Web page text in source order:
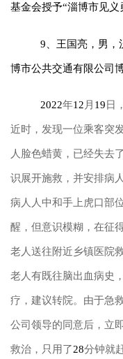
基金会授予“淄博市见义
9、王国亮，男，
博市公共交通有限公司
2022年12月 19 日
近时，发现一位乘客突
人脸色蜡黄，已经失去
识展开施救，并安排病
病人人中和手上虎口部
醒，但意识模糊，在征
老人送往附近乡镇医院
老人有既往脑出血病史
疗，建议转院。由于急
公司领导的同意后，立
救治，只用了28分钟就